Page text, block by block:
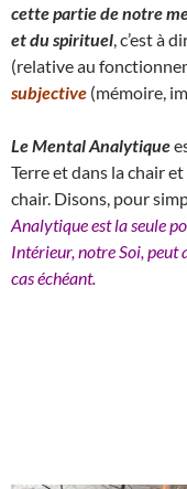
cette partie de notre
et du spirituel , c’est à
(relative au
subjective (mémoire,
Le Mental Analytique
Terre et dans la chair et
chair. Disons, pour
Analytique est la seule
Intérieur, notre Soi,
cas échéant.